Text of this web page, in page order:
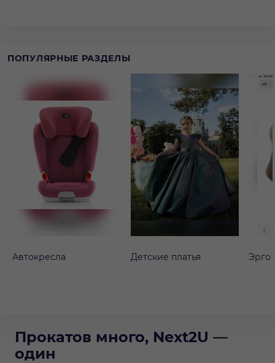
ПОПУЛЯРНЫЕ РАЗДЕЛЫ
Автокресла Детские платья Эрго
Прокатов много, Next2U —
один